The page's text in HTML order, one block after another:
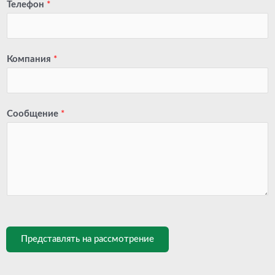
Телефон *
Компания *
Сообщение *
Представлять на рассмотрение